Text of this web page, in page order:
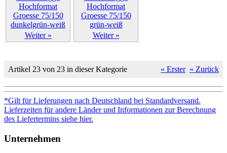
Weiter » Weiter »
Artikel 23 von 23 in dieser Kategorie « Erster « Zurück
*Gilt für Lieferungen nach Deutschland bei Standardversand.
Lieferzeiten für andere Länder und Informationen zur Berechnung
des Liefertermins siehe hier.
Unternehmen